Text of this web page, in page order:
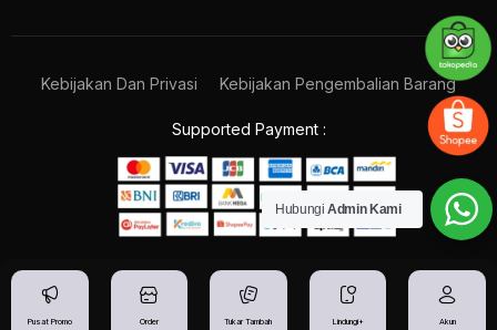
Supported Payment :
Kebijakan Dan Privasi Kebijakan Pengembalian Barang
Pusat Promo Order Tukar Tambah Lindungi+ Akun
Hubungi Admin Kami